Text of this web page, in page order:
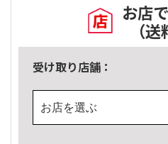
お店
（
受け取り店舗：
お店を選ぶ